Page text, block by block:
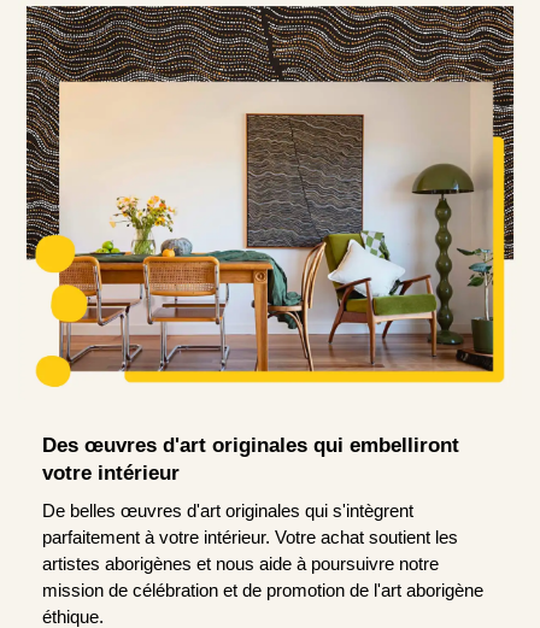
Des œuvres d'art originales qui embelliront
votre intérieur
De belles œuvres d'art originales qui s'intègrent
parfaitement à votre intérieur. Votre achat soutient les
artistes aborigènes et nous aide à poursuivre notre
mission de célébration et de promotion de l'art aborigène
éthique.